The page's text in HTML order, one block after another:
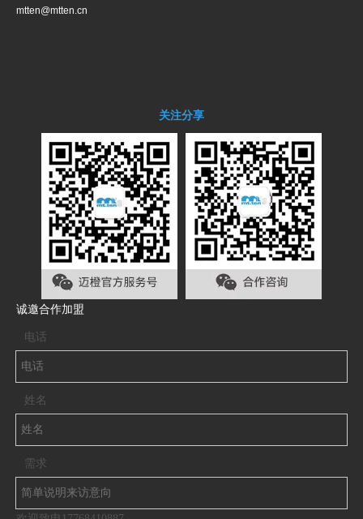
mtten@mtten.cn
关注分享
诚邀合作加盟
电话
姓名
需求